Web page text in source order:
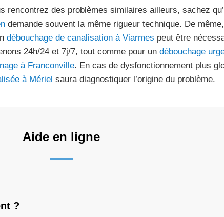
rencontrez des problèmes similaires ailleurs, sachez
demande souvent la même rigueur technique. De
débouchage de canalisation à Viarmes peut être
24h/24 et 7j/7, tout comme pour un débouchage
à Franconville. En cas de dysfonctionnement plus
à Mériel saura diagnostiquer l’origine du problème.
Aide en ligne
?